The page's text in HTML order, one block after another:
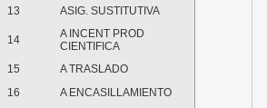
13 ASIG. SUSTITUTIVA
14
A INCENT PROD
CIENTIFICA
15
A TRASLADO
16 A ENCASILLAMIENTO